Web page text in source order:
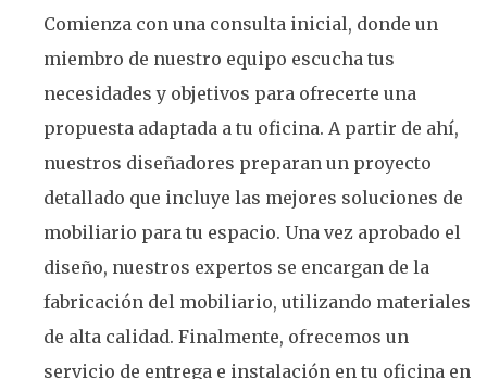
Comienza con una consulta inicial, donde un
miembro de nuestro equipo escucha tus
necesidades y objetivos para ofrecerte una
propuesta adaptada a tu oficina. A partir de ahí,
nuestros diseñadores preparan un proyecto
detallado que incluye las mejores soluciones de
mobiliario para tu espacio. Una vez aprobado el
diseño, nuestros expertos se encargan de la
fabricación del mobiliario, utilizando materiales
de alta calidad. Finalmente, ofrecemos un
servicio de entrega e instalación en tu oficina en